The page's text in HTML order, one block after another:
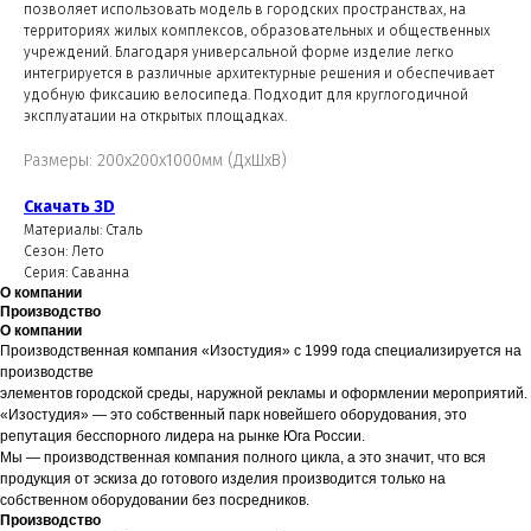
позволяет использовать модель в городских пространствах, на
территориях жилых комплексов, образовательных и общественных
учреждений. Благодаря универсальной форме изделие легко
интегрируется в различные архитектурные решения и обеспечивает
удобную фиксацию велосипеда. Подходит для круглогодичной
эксплуатации на открытых площадках.
Размеры: 200х200х1000мм (ДхШхВ)
Скачать 3D
Материалы: Сталь
Сезон: Лето
Серия: Саванна
О компании
Производство
О компании
Производственная компания «Изостудия» с 1999 года специализируется на
производстве
элементов городской среды, наружной рекламы и оформлении мероприятий.
«Изостудия» — это собственный парк новейшего оборудования, это
репутация бесспорного лидера на рынке Юга России.
Мы — производственная компания полного цикла, а это значит, что вся
продукция от эскиза до готового изделия производится только на
собственном оборудовании без посредников.
Производство